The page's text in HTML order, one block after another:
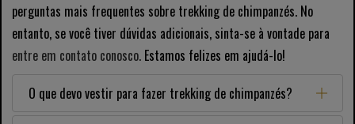
perguntas mais frequentes sobre trekking de chimpanzés. No
entanto, se você tiver dúvidas adicionais, sinta-se à vontade para
entre em contato conosco. Estamos felizes em ajudá-lo!
O que devo vestir para fazer trekking de chimpanzés?